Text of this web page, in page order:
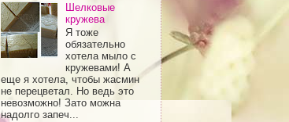
Шелковые
кружева
Я тоже
обязательно
хотела мыло с
кружевами! А
еще я хотела, чтобы жасмин
не перецветал. Но ведь это
невозможно! Зато можна
надолго запеч...